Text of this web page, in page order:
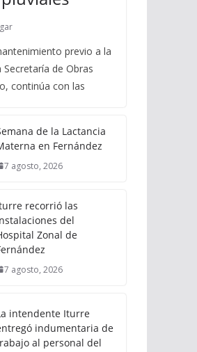
previo a la
de Obras
continúa con las
de la Lactancia
en Fernández
7 agosto, 2026
recorrió las
del
Zonal de
7 agosto, 2026
intendente Iturre
indumentaria de
al personal del